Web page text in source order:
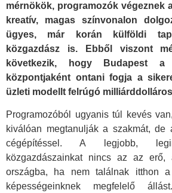
mérnökök, programozók végeznek
kreatív, magas színvonalon
ügyes, már korán külföldi
közgazdász is. Ebből viszont
következik, hogy Budapest a
központjaként ontani fogja a
üzleti modellt felrúgó
Programozóból ugyanis túl kevés
kiválóan megtanulják a szakmát, de
cégépítéssel. A legjobb,
közgazdászainkat nincs az az erő,
országba, ha nem találnak itthon
képességeinknek megfelelő